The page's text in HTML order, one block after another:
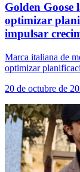
Golden
optimizar
impulsar
Marca italiana de
optimizar
20 de octubre de